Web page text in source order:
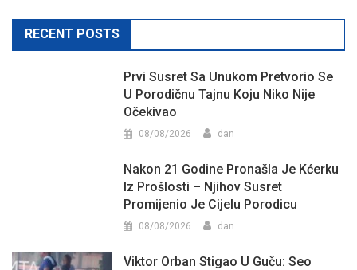
RECENT POSTS
Prvi Susret Sa Unukom Pretvorio Se
U Porodičnu Tajnu Koju Niko Nije
Očekivao
08/08/2026 dan
Nakon 21 Godine Pronašla Je Kćerku
Iz Prošlosti – Njihov Susret
Promijenio Je Cijelu Porodicu
08/08/2026 dan
Viktor Orban Stigao U Guču: Seo